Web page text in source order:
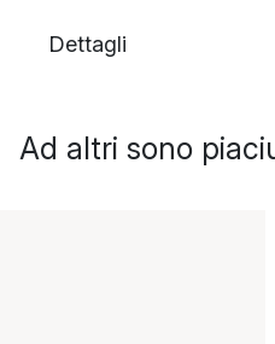
Dettagli
Ad altri sono